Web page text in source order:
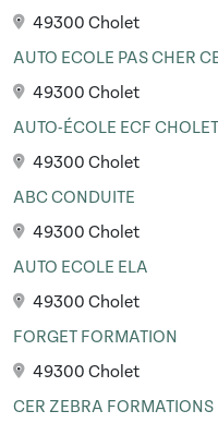
49300 Cholet
AUTO ECOLE PAS CHER
49300 Cholet
AUTO-ÉCOLE ECF CHOLET
49300 Cholet
ABC CONDUITE
49300 Cholet
AUTO ECOLE ELA
49300 Cholet
FORGET FORMATION
49300 Cholet
CER ZEBRA FORMATIONS